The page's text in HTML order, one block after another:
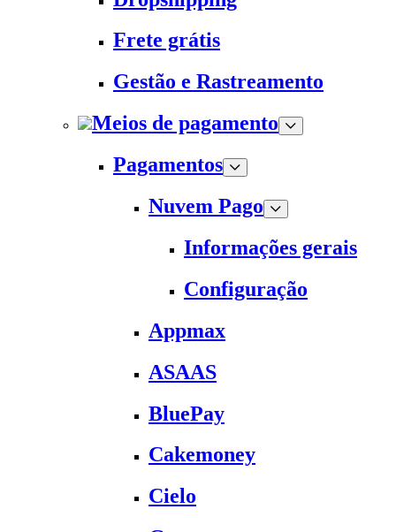
Frete grátis
Gestão e Rastreamento
Meios de pagamento
Pagamentos
Nuvem Pago
Informações gerais
Configuração
Appmax
ASAAS
BluePay
Cakemoney
Cielo